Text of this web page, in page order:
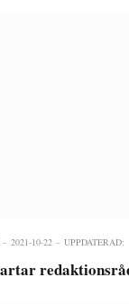
2021-10-22 UPPDATERAD: